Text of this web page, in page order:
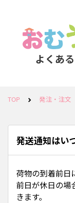
よくあ
TOP 発注・注文
発送通知はい
荷物の到着前日
前日が休日の場
きます。